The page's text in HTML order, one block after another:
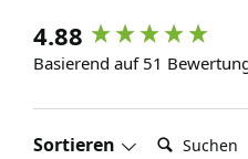
4.88
Basierend auf 51
Sortieren Suchen: